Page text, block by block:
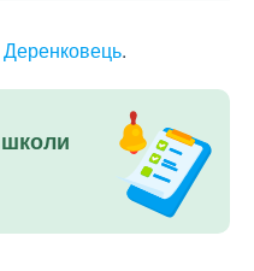
Деренковець.